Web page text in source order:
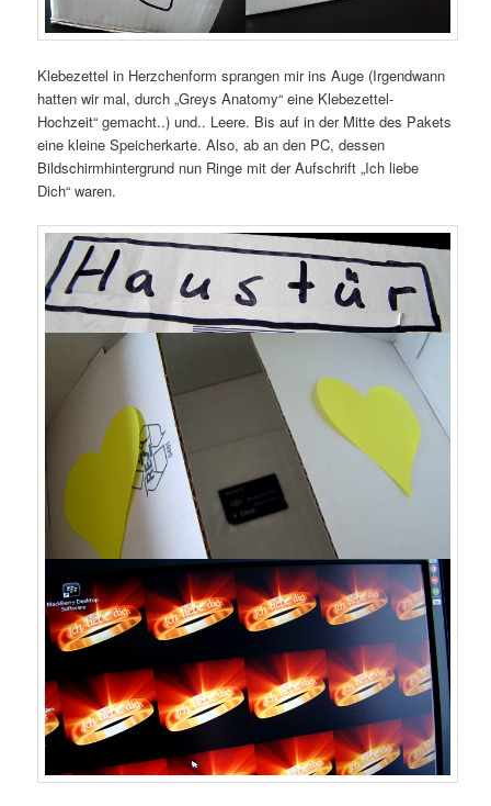
Klebezettel in Herzchenform sprangen mir ins Auge (Irgendwann
hatten wir mal, durch „Greys Anatomy“ eine Klebezettel-
Hochzeit“ gemacht..) und.. Leere. Bis auf in der Mitte des Pakets
eine kleine Speicherkarte. Also, ab an den PC, dessen
Bildschirmhintergrund nun Ringe mit der Aufschrift „Ich liebe
Dich“ waren.